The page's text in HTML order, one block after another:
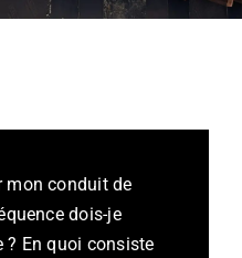
mon conduit de
dois-je
En quoi consiste